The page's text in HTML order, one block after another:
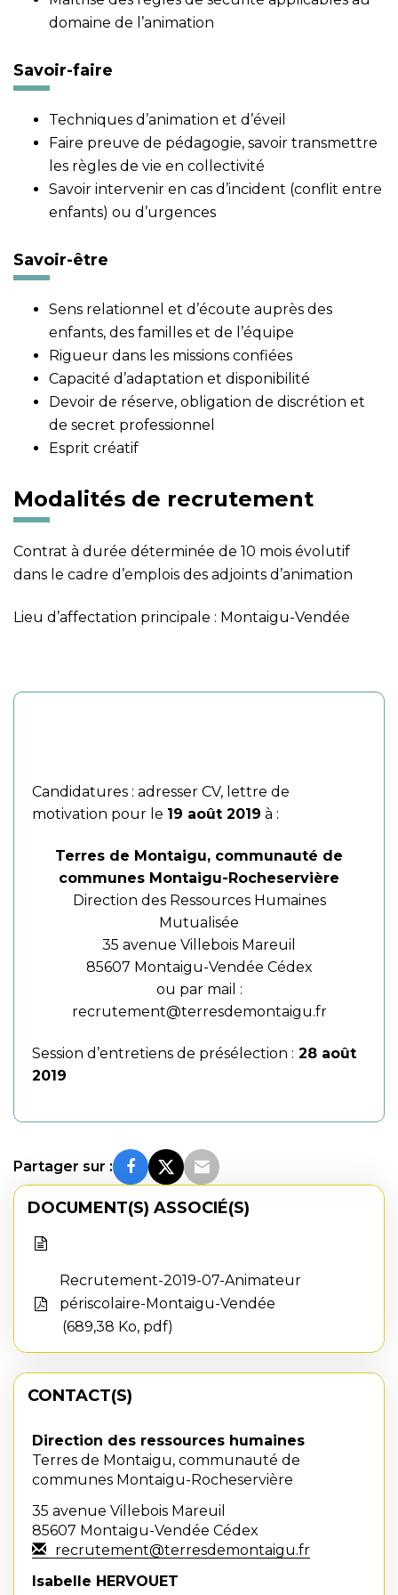
domaine de l’animation
Savoir-faire
Techniques d’animation et d’éveil
Faire preuve de pédagogie, savoir transmettre
les règles de vie en collectivité
Savoir intervenir en cas d’incident (conflit entre
enfants) ou d’urgences
Savoir-être
Sens relationnel et d’écoute auprès des
enfants, des familles et de l’équipe
Rigueur dans les missions confiées
Capacité d’adaptation et disponibilité
Devoir de réserve, obligation de discrétion et
de secret professionnel
Esprit créatif
Modalités de recrutement
Contrat à durée déterminée de 10 mois évolutif
dans le cadre d’emplois des adjoints d’animation
Lieu d’affectation principale : Montaigu-Vendée
Candidatures : adresser CV, lettre de
motivation pour le 19 août 2019 à :
Terres de Montaigu, communauté de
communes Montaigu-Rocheservière
Direction des Ressources Humaines
Mutualisée
35 avenue Villebois Mareuil
85607 Montaigu-Vendée Cédex
ou par mail :
recrutement@terresdemontaigu.fr
Session d’entretiens de présélection : 28 août
2019
Partager sur :
DOCUMENT(S) ASSOCIÉ(S)
Recrutement-2019-07-Animateur
périscolaire-Montaigu-Vendée
689,38 Ko, pdf
CONTACT(S)
Direction des ressources humaines
Terres de Montaigu, communauté de
communes Montaigu-Rocheservière
35 avenue Villebois Mareuil
85607 Montaigu-Vendée Cédex
recrutement@terresdemontaigu.fr
Isabelle HERVOUET